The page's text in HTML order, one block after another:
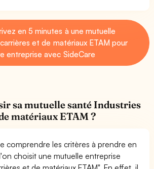
en 5 minutes à une mutuelle
et de matériaux ETAM pour
entreprise avec SideCare
sa mutuelle santé Industries
matériaux ETAM ?
comprendre les critères à prendre en
choisit une mutuelle entreprise